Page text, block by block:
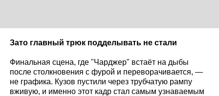
Зато главный трюк подделывать не стали
Финальная сцена, где "Чарджер" встаёт на дыбы
после столкновения с фурой и переворачивается, —
не графика. Кузов пустили через трубчатую рампу
вживую, и именно этот кадр стал самым узнаваемым